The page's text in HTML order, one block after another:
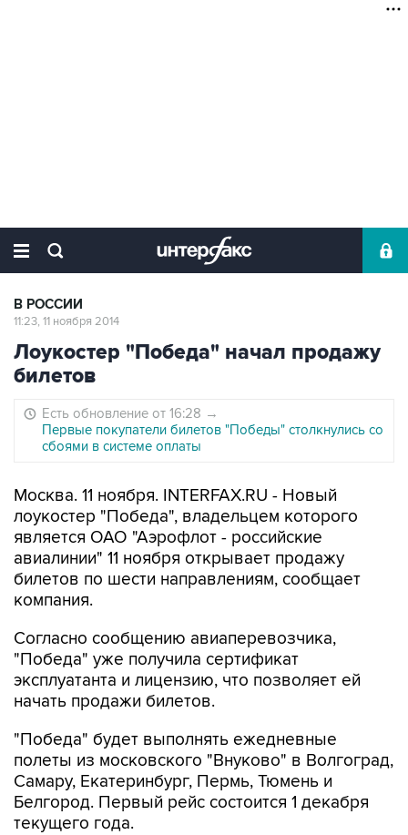
В РОССИИ
11:23, 11 ноября 2014
Лоукостер "Победа" начал продажу
билетов
Есть обновление от 16:28 →
Первые покупатели билетов "Победы" столкнулись со
сбоями в системе оплаты
Москва. 11 ноября. INTERFAX.RU - Новый
лоукостер "Победа", владельцем которого
является ОАО "Аэрофлот - российские
авиалинии" 11 ноября открывает продажу
билетов по шести направлениям, сообщает
компания.
Согласно сообщению авиаперевозчика,
"Победа" уже получила сертификат
эксплуатанта и лицензию, что позволяет ей
начать продажи билетов.
"Победа" будет выполнять ежедневные
полеты из московского "Внуково" в Волгоград,
Самару, Екатеринбург, Пермь, Тюмень и
Белгород. Первый рейс состоится 1 декабря
текущего года.